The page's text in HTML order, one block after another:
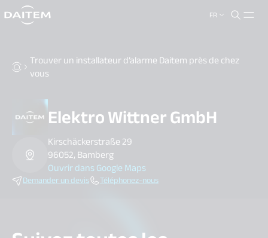
FR
search.label
Trouver un installateur d’alarme Daitem près de chez
vous
Elektro Wittner GmbH
Kirschäckerstraße 29
96052, Bamberg
Ouvrir dans Google Maps
Demander un devis Téléphonez-nous